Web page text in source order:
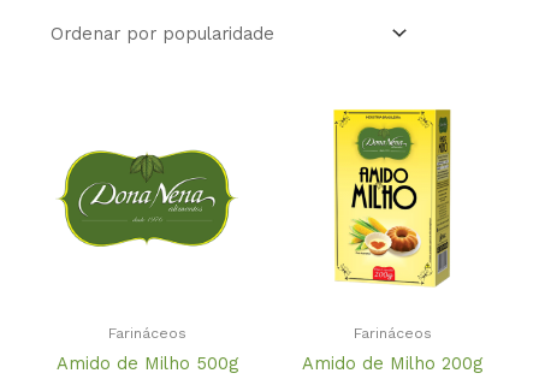
Farináceos
Amido de Milho 500g
Farináceos
Amido de Milho 200g